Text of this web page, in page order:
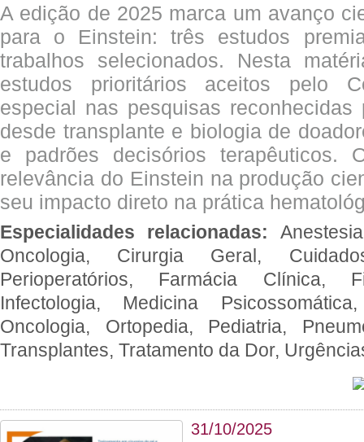
A edição de 2025 marca um avanço
para o Einstein: três estudos
trabalhos selecionados. Nesta
estudos prioritários aceitos pelo
especial nas pesquisas
desde transplante e biologia de
e padrões decisórios terapêuticos.
relevância do Einstein na produção
seu impacto direto na prática
Especialidades relacionadas:
Oncologia, Cirurgia Geral,
Perioperatórios, Farmácia Clínica,
Infectologia, Medicina
Oncologia, Ortopedia, Pediatria,
Transplantes, Tratamento da Dor,
31/10/2025